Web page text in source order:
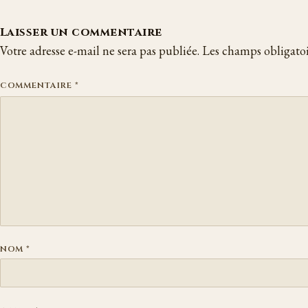
Laisser un commentaire
Votre adresse e-mail ne sera pas publiée. Les champs
COMMENTAIRE *
NOM *